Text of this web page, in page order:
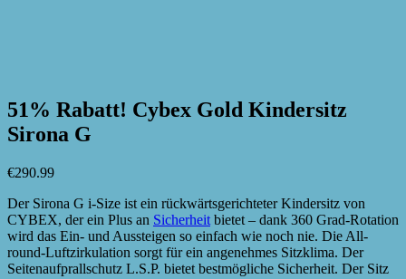
51% Rabatt! Cybex Gold Kindersitz
Sirona G
€290.99
Der Sirona G i-Size ist ein rückwärtsgerichteter Kindersitz von
CYBEX, der ein Plus an Sicherheit bietet – dank 360 Grad-Rotation
wird das Ein- und Aussteigen so einfach wie noch nie. Die All-
round-Luftzirkulation sorgt für ein angenehmes Sitzklima. Der
Seitenaufprallschutz L.S.P. bietet bestmögliche Sicherheit. Der Sitz